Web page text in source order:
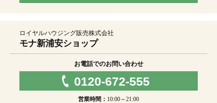
ロイヤルハウジング販売株式会社
モナ新浦安ショップ
お電話でのお問い合わせ
0120-672-555
営業時間： 10:00～21:00